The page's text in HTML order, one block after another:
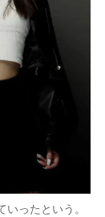
ったという。